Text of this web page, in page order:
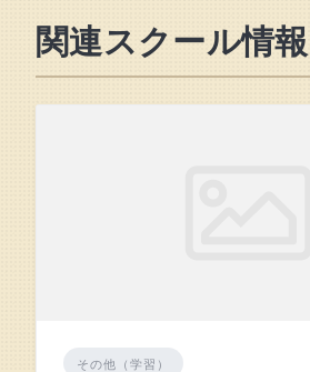
関連スクール情報
その他（学習）